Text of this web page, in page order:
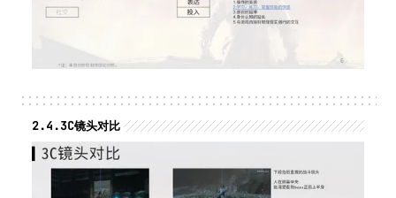
2.4.3C镜头对比